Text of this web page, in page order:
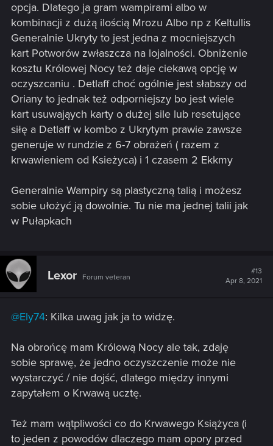
opcja. Dlatego ja gram wampirami albo w
kombinacji z dużą ilością Mrozu Albo np z Keltullis
Generalnie Ukryty to jest jedna z mocniejszych
kart Potworów zwłaszcza na lojalności. Obniżenie
kosztu Królowej Nocy też daje ciekawą opcję w
oczyszcaniu . Detlaff choć ogólnie jest słabszy od
Oriany to jednak też odporniejszy bo jest wiele
kart usuwająych karty o dużej sile lub resetujące
siłę a Detlaff w kombo z Ukrytym prawie zawsze
generuje w rundzie z 6-7 obrażeń ( razem z
krwawieniem od Ksieżyca) i 1 czasem 2 Ekkmy
Generalnie Wampiry są plastyczną talią i możesz
sobie ułożyć ją dowolnie. Tu nie ma jednej talii jak
w Pułapkach
Lexor Forum veteran
#13
Apr 8, 2021
@Ely74: Kilka uwag jak ja to widzę.
Na obrońcę mam Królową Nocy ale tak, zdaję
sobie sprawę, że jedno oczyszczenie może nie
wystarczyć / nie dojść, dlatego między innymi
zapytałem o Krwawą ucztę.
Też mam wątpliwości co do Krwawego Książyca (i
to jeden z powodów dlaczego mam opory przed